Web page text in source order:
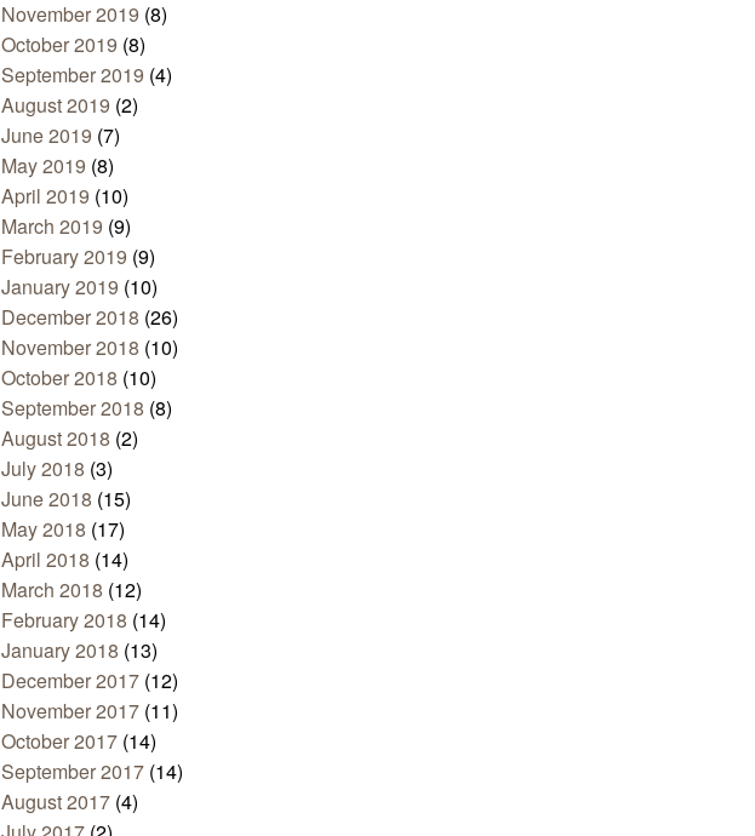
November 2019 (8)
October 2019 (8)
September 2019 (4)
August 2019 (2)
June 2019 (7)
May 2019 (8)
April 2019 (10)
March 2019 (9)
February 2019 (9)
January 2019 (10)
December 2018 (26)
November 2018 (10)
October 2018 (10)
September 2018 (8)
August 2018 (2)
July 2018 (3)
June 2018 (15)
May 2018 (17)
April 2018 (14)
March 2018 (12)
February 2018 (14)
January 2018 (13)
December 2017 (12)
November 2017 (11)
October 2017 (14)
September 2017 (14)
August 2017 (4)